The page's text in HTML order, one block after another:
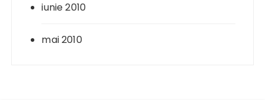
iunie 2010
mai 2010